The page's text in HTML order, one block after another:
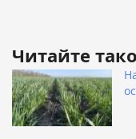
Читайте